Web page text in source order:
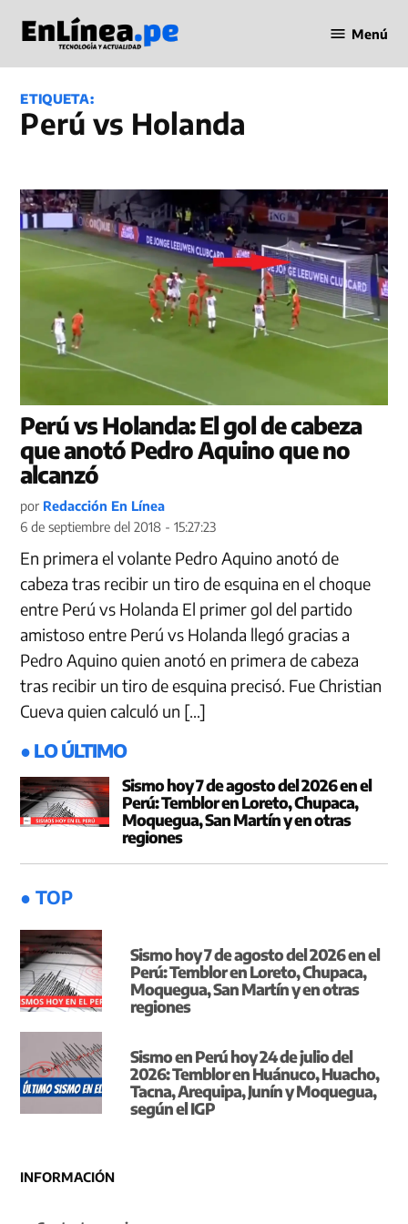
contenido
en Línea
Menú
ETIQUETA:
Perú vs Holanda
Perú vs Holanda: El gol de cabeza
que anotó Pedro Aquino que no
alcanzó
por Redacción En Línea
6 de septiembre del 2018 - 15:27:23
En primera el volante Pedro Aquino anotó de
cabeza tras recibir un tiro de esquina en el choque
entre Perú vs Holanda El primer gol del partido
amistoso entre Perú vs Holanda llegó gracias a
Pedro Aquino quien anotó en primera de cabeza
tras recibir un tiro de esquina precisó. Fue Christian
Cueva quien calculó un […]
● LO ÚLTIMO
Sismo hoy 7 de agosto del 2026 en el
Perú: Temblor en Loreto, Chupaca,
Moquegua, San Martín y en otras
regiones
● TOP
Sismo hoy 7 de agosto del 2026 en el
Perú: Temblor en Loreto, Chupaca,
Moquegua, San Martín y en otras
regiones
Sismo en Perú hoy 24 de julio del
2026: Temblor en Huánuco, Huacho,
Tacna, Arequipa, Junín y Moquegua,
según el IGP
INFORMACIÓN